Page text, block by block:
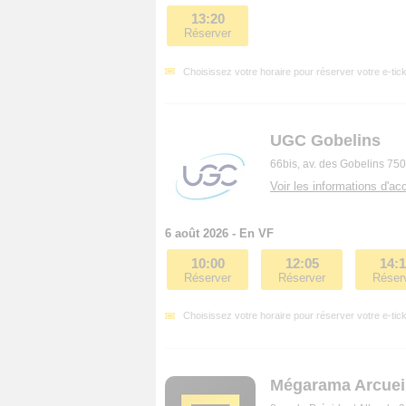
13:20
Réserver
Choisissez votre horaire pour réserver votre e-
UGC Gobelins
66bis, av. des Gobelins
Voir les informations
6 août 2026 - En VF
10:00
Réserver
12:05
Réserver
Choisissez votre horaire pour réserver votre e-
Mégarama